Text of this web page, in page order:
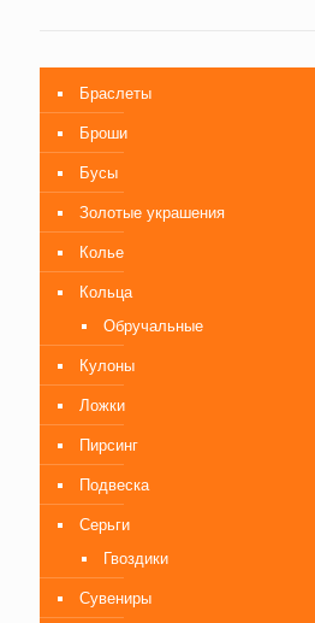
Браслеты
Броши
Бусы
Золотые украшения
Колье
Кольца
Обручальные
Кулоны
Ложки
Пирсинг
Подвеска
Серьги
Гвоздики
Сувениры